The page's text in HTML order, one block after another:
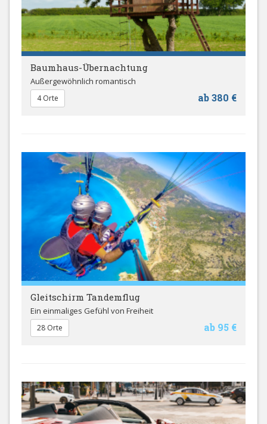
Baumhaus-Übernachtung
Außergewöhnlich romantisch
ab 380 €
4 Orte
Gleitschirm Tandemflug
Ein einmaliges Gefühl von Freiheit
ab 95 €
28 Orte